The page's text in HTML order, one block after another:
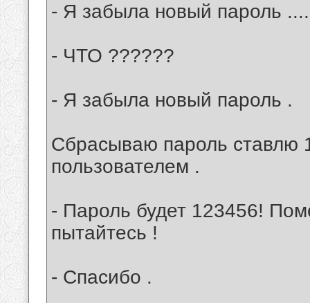
- Я забыла новый пароль
- ЧТО ??????
- Я забыла новый пароль .
Сбрасываю пароль ставлю
пользователем .
- Пароль будет 123456!
пытайтесь !
- Спасибо .